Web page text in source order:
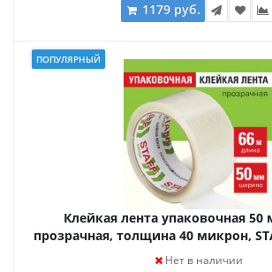
1179 руб.
ПОПУЛЯРНЫЙ
Клейкая лента упаковочная
прозрачная, толщина 40 микрон,
Нет в наличии